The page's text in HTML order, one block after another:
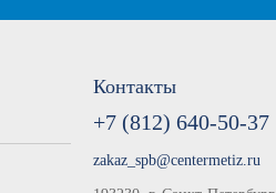
Контакты
+7 (812) 640-50-37
zakaz_spb@centermetiz.ru